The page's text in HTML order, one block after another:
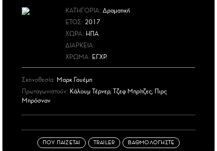
ΚΑΤΗΓΟΡΙΑ: Δραματική
ΕΤΟΣ: 2017
ΧΩΡΑ: ΗΠΑ
ΔΙΑΡΚΕΙΑ:
ΧΡΩΜΑ: ΕΓΧΡ.
Σκηνοθεσία: Μαρκ Γουέμπ
Πρωταγωνιστούν: Κάλουμ Τέρνερ, Τζεφ Μπρίτζες, Πιρς
Μπρόσναν
ΠΟΥ ΠΑΙΖΕΤΑΙ TRAILER ΒΑΘΜΟΛΟΓΗΣΤΕ